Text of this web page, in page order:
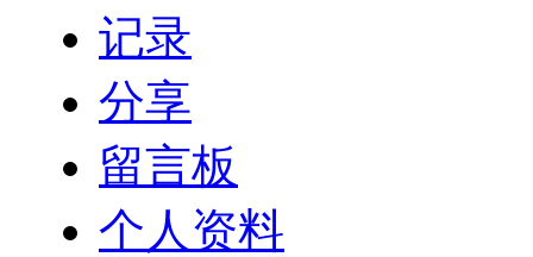
记录
分享
留言板
个人资料